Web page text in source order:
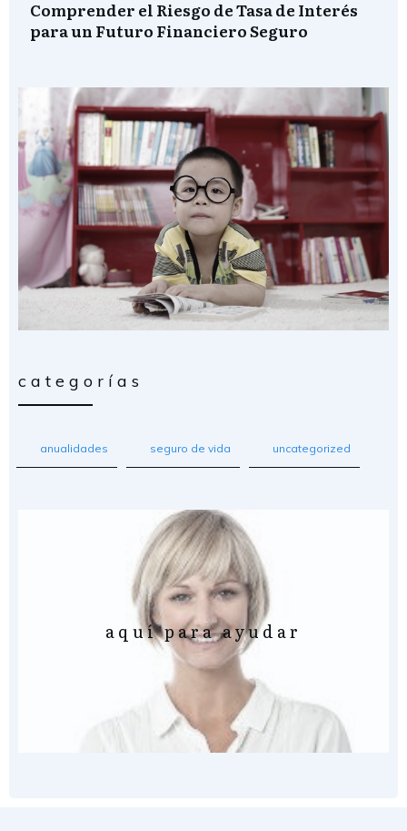
Comprender el Riesgo de Tasa de Interés
para un Futuro Financiero Seguro
categorías
anualidades seguro de vida uncategorized
aquí para ayudar